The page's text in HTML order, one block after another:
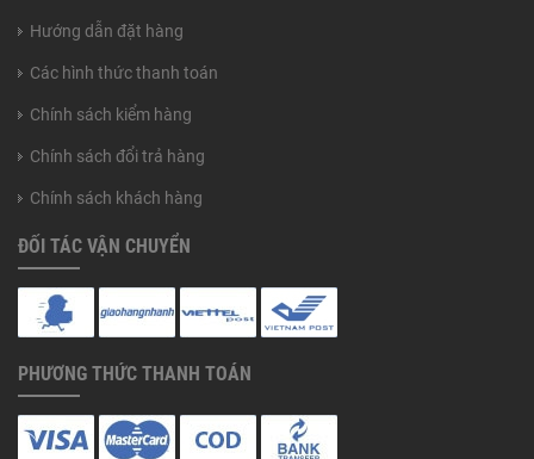
Hướng dẫn đặt hàng
Các hình thức thanh toán
Chính sách kiểm hàng
Chính sách đổi trả hàng
Chính sách khách hàng
ĐỐI TÁC VẬN CHUYỂN
PHƯƠNG THỨC THANH TOÁN